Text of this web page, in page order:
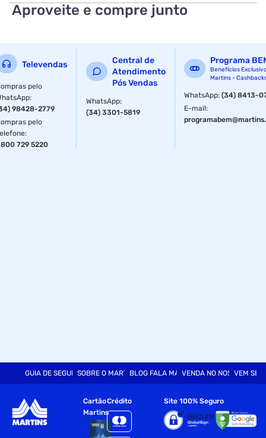
Aproveite e compre junto
Televendas
pelo
:
98428-2779
pelo
:
729 5220
Central de
Atendimento
Pós Vendas
WhatsApp:
(34) 3301-5819
Programa
Benefícios
Martins -
WhatsApp:(34) 8413-
E-mail:
GUIA DE SEGURANÇASOBRE O MARTINSBLOG FALA MARTVENDA NO NOSSO SITE
VEM SER
Cartão
Martins
Crédito Site 100% Seguro